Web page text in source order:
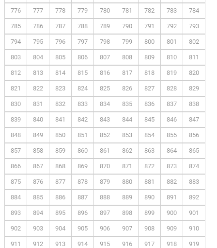
776 777 778 779 780 781 782 783 784
785 786 787 788 789 790 791 792 793
794 795 796 797 798 799 800 801 802
803 804 805 806 807 808 809 810 811
812 813 814 815 816 817 818 819 820
821 822 823 824 825 826 827 828 829
830 831 832 833 834 835 836 837 838
839 840 841 842 843 844 845 846 847
848 849 850 851 852 853 854 855 856
857 858 859 860 861 862 863 864 865
866 867 868 869 870 871 872 873 874
875 876 877 878 879 880 881 882 883
884 885 886 887 888 889 890 891 892
893 894 895 896 897 898 899 900 901
902 903 904 905 906 907 908 909 910
911 912 913 914 915 916 917 918 919